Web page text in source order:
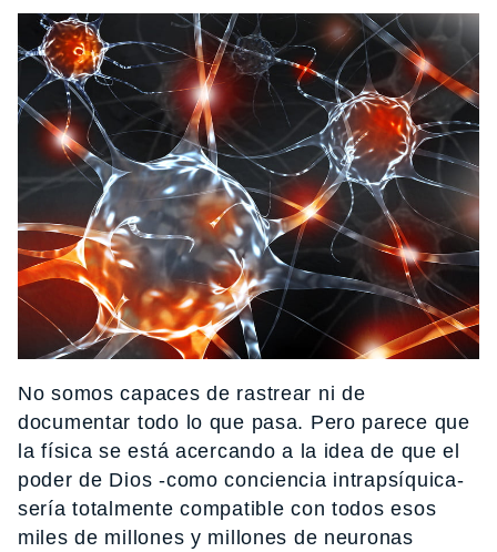
No somos capaces de rastrear ni de
documentar todo lo que pasa. Pero parece que
la física se está acercando a la idea de que el
poder de Dios -como conciencia intrapsíquica-
sería totalmente compatible con todos esos
miles de millones y millones de neuronas